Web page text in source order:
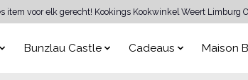
voor elk gerecht! Kookings Kookwinkel Weert Limburg
Bunzlau Castle Cadeaus Maison